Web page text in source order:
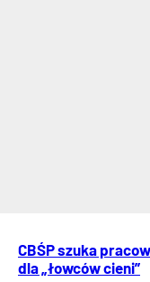
CBŚP szuka
dla „łowców cieni”